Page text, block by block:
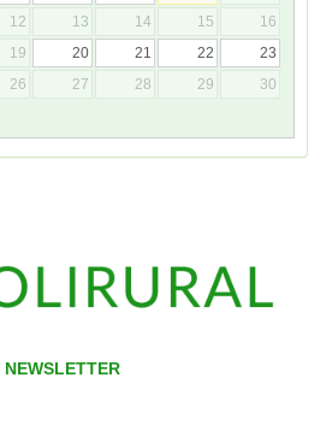
12 13 14 15
16
19 20 21 22
23
26 27 28 29
30
NEWSLETTER